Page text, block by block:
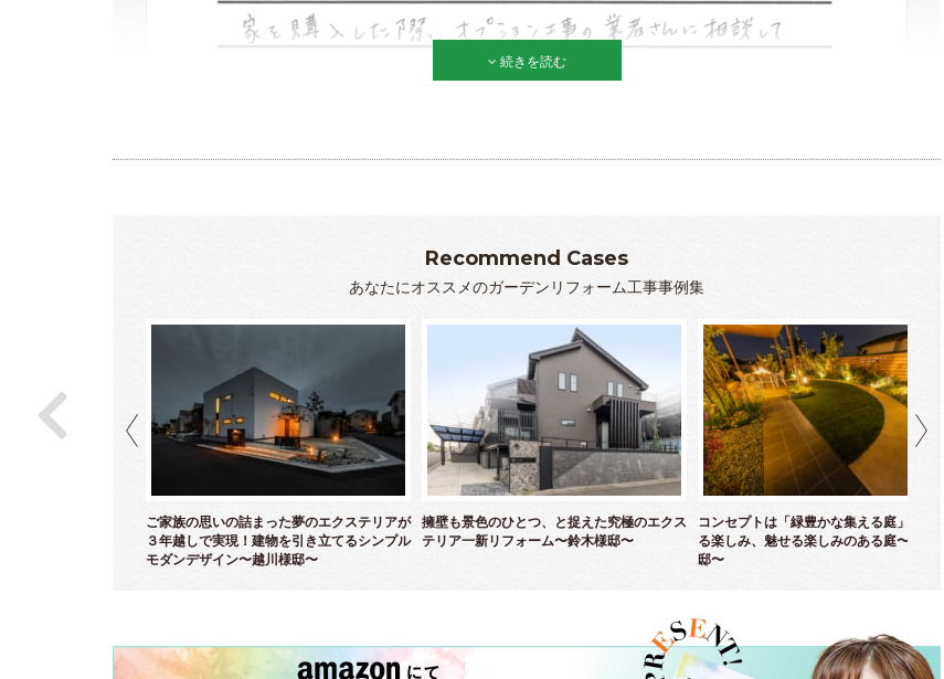
続きを読む
Recommend Cases
あなたにオススメのガーデンリフォーム工事事例集
ご家族の思いの詰まった夢のエクステリアが
３年越しで実現！建物を引き立てるシンプル
モダンデザイン〜越川様邸〜
擁壁も景色のひとつ、と捉えた究極のエクス
テリア一新リフォーム〜鈴木様邸〜
コンセプトは「緑豊かな集える庭」！ 育て
る楽しみ、魅せる楽しみのある庭〜並木様
邸〜